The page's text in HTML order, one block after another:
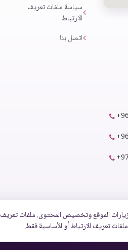
سياسة ملفات تعريف
الارتباط
اتصل بنا
الموقع وتخصيص المحتوى. ملفات تعريف
تعريف الارتباط أو الأساسية فقط.